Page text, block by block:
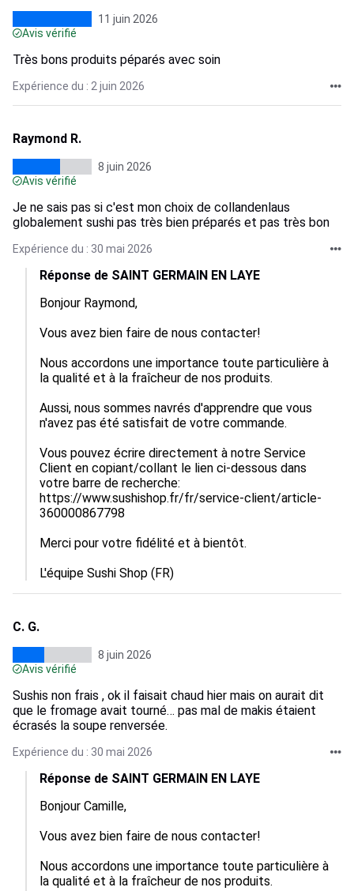
11 juin 2026
Avis vérifié
Très bons produits péparés avec soin
Expérience du : 2 juin 2026
Raymond R.
8 juin 2026
Avis vérifié
Je ne sais pas si c'est mon choix de collandenlaus
globalement sushi pas très bien préparés et pas très bon
Expérience du : 30 mai 2026
Réponse de SAINT GERMAIN EN LAYE
Bonjour Raymond,
Vous avez bien faire de nous contacter!
Nous accordons une importance toute particulière à
la qualité et à la fraîcheur de nos produits.
Aussi, nous sommes navrés d'apprendre que vous
n'avez pas été satisfait de votre commande.
Vous pouvez écrire directement à notre Service
Client en copiant/collant le lien ci-dessous dans
votre barre de recherche:
https://www.sushishop.fr/fr/service-client/article-
360000867798
Merci pour votre fidélité et à bientôt.
L'équipe Sushi Shop (FR)
C. G.
8 juin 2026
Avis vérifié
Sushis non frais , ok il faisait chaud hier mais on aurait dit
que le fromage avait tourné… pas mal de makis étaient
écrasés la soupe renversée.
Expérience du : 30 mai 2026
Réponse de SAINT GERMAIN EN LAYE
Bonjour Camille,
Vous avez bien faire de nous contacter!
Nous accordons une importance toute particulière à
la qualité et à la fraîcheur de nos produits.